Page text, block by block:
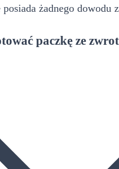
żadnego dowodu
paczkę ze